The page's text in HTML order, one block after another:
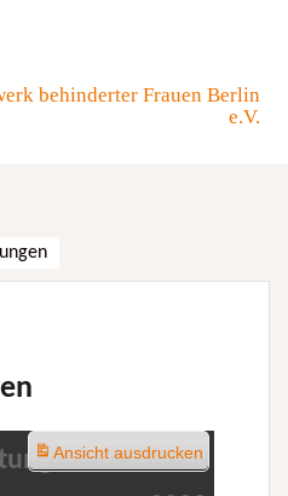
behinderter Frauen Berlin
e.V.
im Januar
Ansichtausdrucken